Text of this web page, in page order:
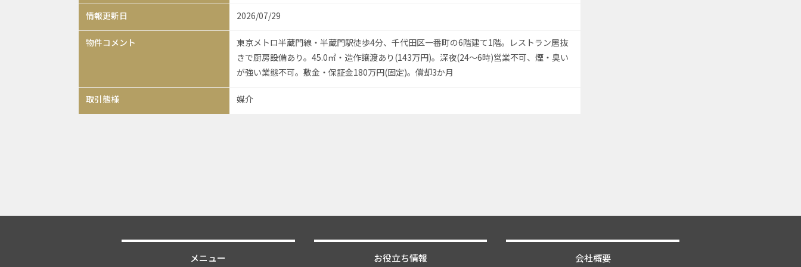
情報更新日 2026/07/29
物件コメント
東京メトロ半蔵門線・半蔵門駅徒歩4分、千代田区一番町の6階建て1階。レストラン居抜
きで厨房設備あり。45.0㎡・造作譲渡あり(143万円)。深夜(24〜6時)営業不可、煙・臭い
が強い業態不可。敷金・保証金180万円(固定)。償却3か月
取引態様 媒介
メニュー お役立ち情報 会社概要